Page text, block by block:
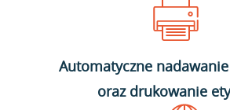
Automatyczne nadawanie
oraz drukowanie